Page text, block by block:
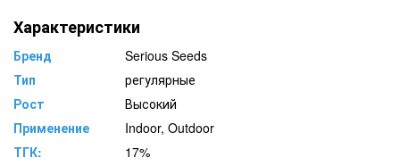
Характеристики
Бренд
Serious Seeds
Тип
регулярные
Рост
Высокий
Применение
Indoor, Outdoor
ТГК:
17%